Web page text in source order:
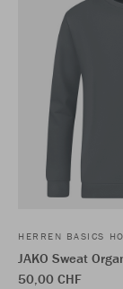
HERREN BASICS
JAKO Sweat
50,00 CHF